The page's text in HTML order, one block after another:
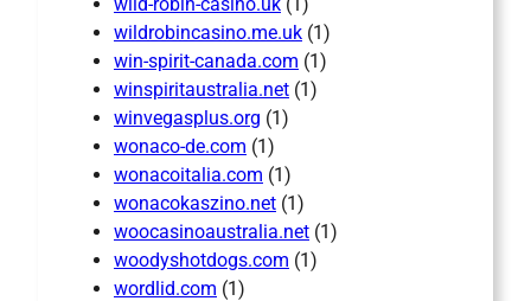
wildrobincasino.me.uk (1)
win-spirit-canada.com (1)
winspiritaustralia.net (1)
winvegasplus.org (1)
wonaco-de.com (1)
wonacoitalia.com (1)
wonacokaszino.net (1)
woocasinoaustralia.net (1)
woodyshotdogs.com (1)
wordlid.com (1)